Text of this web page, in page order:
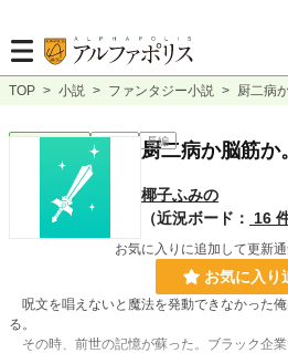
TOP > 小説 > ファンタジー小説 > 厨二病
ファンタジー 連載中 長編
厨二病か脳筋か
椰子ふみの
（近況ボード：
16
お気に入りに追加して更新
お気に入り
呪文を唱えないと魔法を発動できなかった
る。
その時、前世の記憶が蘇った。ブラック企